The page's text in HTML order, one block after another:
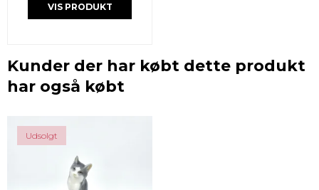
VIS PRODUKT
Kunder der har købt dette produkt
har også købt
Udsolgt